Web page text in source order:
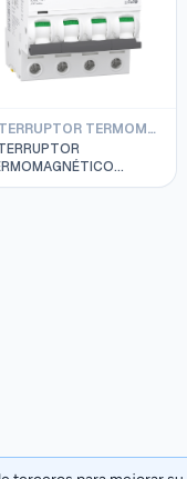
INTERRUPTOR TERMOMAG SCHNEIDER IC60L 15/50KA SERIE A9F94000
RIEL ACTI 9